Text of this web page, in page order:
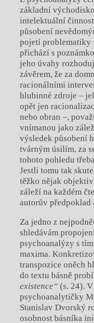
základní
intelektuální
působení
pojetí problematiky
přichází s
jeho úvahy
závěrem, že za
racionálními
hlubinné zdroje –
opět jen
nebo obran –,
vnímanou jako
výsledek působení
tvárným úsilím, za
tohoto pohledu
Jestli tomu tak
těžko nějak
záleží na každém
autorův předpoklad
Za jedno z
shledávám
psychoanalýzy s
maxima.
transpozice oněch
do textu básně
existence“(s. 24).
psychoanalytičky
Stanislav Dvorský
osobnost básníka